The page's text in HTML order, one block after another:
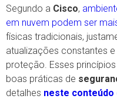
Segundo a Cisco,
em nuvem podem ser
físicas tradicionais,
atualizações constantes
proteção. Esses
boas práticas de
detalhes neste conteúdo